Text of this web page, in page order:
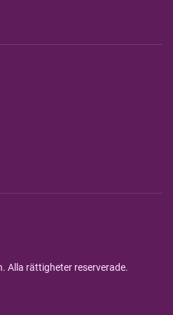
Alla rättigheter reserverade.